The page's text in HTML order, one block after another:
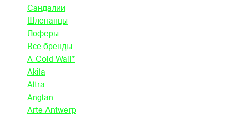
Сандалии
Шлепанцы
Лоферы
Все бренды
A-Cold-Wall*
Akila
Altra
Anglan
Arte Antwerp